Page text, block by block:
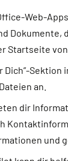
Web-
Dokumente,
Startseite von
Dich”-Sektion
an.
dir
und